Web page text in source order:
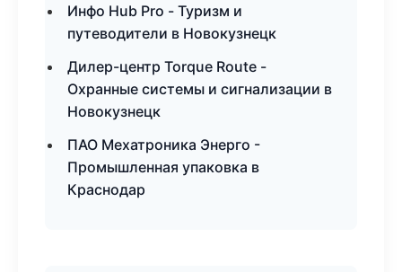
Инфо Hub Pro - Туризм и
путеводители в Новокузнецк
Дилер-центр Torque Route -
Охранные системы и сигнализации в
Новокузнецк
ПАО Мехатроника Энерго -
Промышленная упаковка в
Краснодар